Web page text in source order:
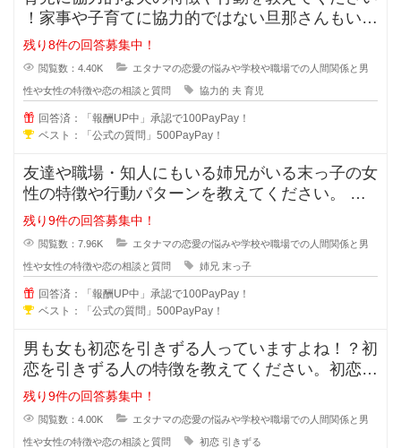
！家事や子育てに協力的ではない旦那さんもいま
すが、積極的に協力してくれる夫の
残り8件の回答募集中！
閲覧数：4.40K エタナマの恋愛の悩みや学校や職場での人間関係と男
性や女性の特徴や恋の相談と質問 協力的 夫 育児
回答済：「報酬UP中」承認で100PayPay！
ベスト：「公式の質問」500PayPay！
友達や職場・知人にもいる姉兄がいる末っ子の女
性の特徴や行動パターンを教えてください。 姉
兄がいる事により甘え上手や
残り9件の回答募集中！
閲覧数：7.96K エタナマの恋愛の悩みや学校や職場での人間関係と男
性や女性の特徴や恋の相談と質問 姉兄 末っ子
回答済：「報酬UP中」承認で100PayPay！
ベスト：「公式の質問」500PayPay！
男も女も初恋を引きずる人っていますよね！？初
恋を引きずる人の特徴を教えてください。初恋か
ら離れる事が出来ない人は次の恋愛
残り9件の回答募集中！
閲覧数：4.00K エタナマの恋愛の悩みや学校や職場での人間関係と男
性や女性の特徴や恋の相談と質問 初恋 引きずる